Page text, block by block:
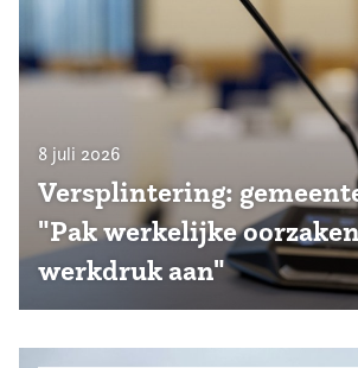
8 juli 2026
Versplintering:
"Pak werkelijke
werkdruk aan"